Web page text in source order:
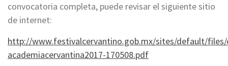
convocatoria completa, puede revisar el siguiente sitio
de internet:
http://www.festivalcervantino.gob.mx/sites/default/
academiacervantina2017-170508.pdf